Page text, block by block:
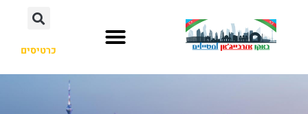
כרטיסים